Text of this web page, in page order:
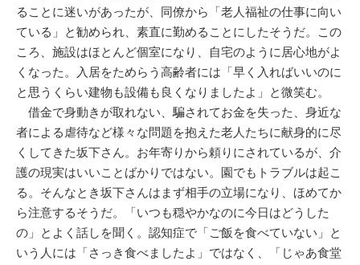
ることに迷いがあったが、同僚から「老人福祉の仕事に向い
ている」と勧められ、素直に勤めることにしたそうだ。この
ころ、施設はほとんど個室になり、自宅のように居心地がよ
くなった。入居をためらう高齢者には「早く入ればいいのに
と思うくらい建物も設備も良くなりましたよ」と微笑む。
借金で身動きが取れない、騙されてお金を失った、身近な
者による虐待など様々な問題を抱えた老人たちに献身的に尽
くしてきた坂下さん。お年寄りから頼りにされているが、介
護の現実はいいことばかりではない。園でもトラブルは起こ
る。そんなとき坂下さんはまず相手の立場になり、ほめてか
ら注意するそうだ。「いつも穏やかなのに今日はどうした
の」とよく話しを聞く。認知症で「ご飯を食べていない」と
いう人には「さっき食べましたよ」ではなく、「じゃあ食堂